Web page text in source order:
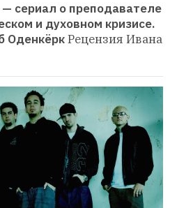
сериал о преподавателе
и духовном кризисе.
ОденкёркРецензия Ивана